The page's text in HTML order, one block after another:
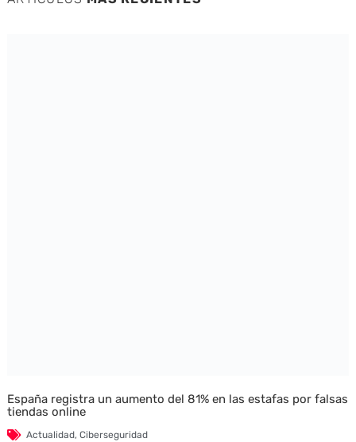
España registra un aumento del 81% en las estafas por falsas
tiendas online
Actualidad, Ciberseguridad